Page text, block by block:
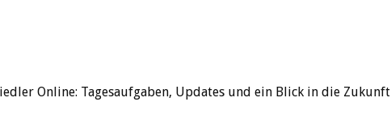
Online: Tagesaufgaben, Updates und ein Blick in die Zukunft